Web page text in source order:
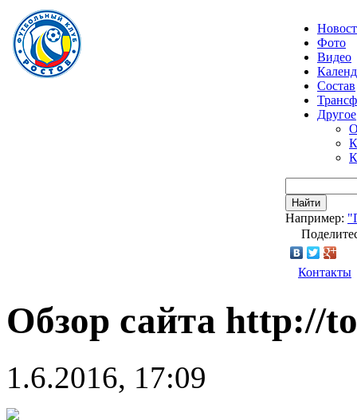
Фото
Видео
Состав
Другое
Найти
Например:
Контакты
Обзор сайта http://
1.6.2016, 17:09